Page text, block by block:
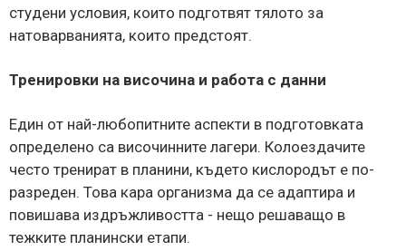
студени условия, които подготвят тялото за
натоварванията, които предстоят.
Тренировки на височина и работа с данни
Един от най-любопитните аспекти в подготовката
определено са височинните лагери. Колоездачите
често тренират в планини, където кислородът е по-
разреден. Това кара организма да се адаптира и
повишава издръжливостта - нещо решаващо в
тежките планински етапи.